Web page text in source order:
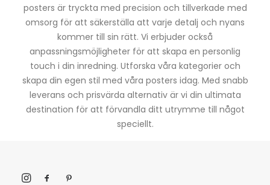
posters är tryckta med precision och tillverkade med
omsorg för att säkerställa att varje detalj och nyans
kommer till sin rätt. Vi erbjuder också
anpassningsmöjligheter för att skapa en personlig
touch i din inredning. Utforska våra kategorier och
skapa din egen stil med våra posters idag. Med snabb
leverans och prisvärda alternativ är vi din ultimata
destination för att förvandla ditt utrymme till något
speciellt.